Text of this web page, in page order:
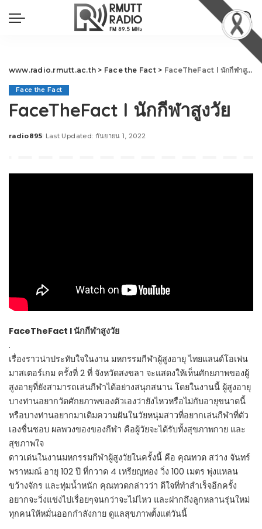
www.radio.rmutt.ac.th > Face the Fact> FaceTheFact l นักกีฬาสูงวัย
Face the Fact
FaceTheFact l นักกีฬาสูงวัย
Posted
radio895 Last Updated: กันยายน 1, 2022
FaceTheFact l นักกีฬาสูงวัย
.
เรื่องราวน่าประทับใจในงาน มหกรรมกีฬาผู้สูงอายุ ไทยแลนด์โอเพ่น
มาสเตอร์เกม ครั้งที่ 2 ที่ จังหวัดสงขลา จะแสดงให้เห็นศักยภาพของผู้
สูงอายุที่ยังสามารถเล่นกีฬาได้อย่างสนุกสนาน โดยในงานนี้ ผู้สูงอายุ
บางท่านอยากวัดศักยภาพของตัวเองว่ายังไหวหรือไม่กับอายุขนาดนี้
หรือบางท่านอยากมาเติมความฝันในวัยหนุ่มสาวที่อยากเล่นกีฬาที่ตัว
เองชื่นชอบ ผลพวงของของกีฬา คือผู้วัยจะได้รับทั้งสุขภาพกาย และ
สุขภาพใจ
ดาวเด่นในงานมหกรรมกีฬาผู้สูงวัยในครั้งนี้ คือ คุณทวด สว่าง จันทร์
พราหมณ์ อายุ 102 ปี ที่กวาด 4 เหรียญทอง วิ่ง 100 เมตร พุ่งแหลน
ขว้างจักร และทุ่มน้ำหนัก คุณทวดกล่าวว่า ดีใจที่ทำสำเร็จอีกครั้ง
อยากจะวิ่งแข่งไปเรื่อยๆจนกว่าจะไม่ไหว และฝากถึงลูกหลานรุ่นใหม่
ทุกคนให้หมั่นออกกำลังกาย ดูแลสุขภาพตั้งแต่วันนี้